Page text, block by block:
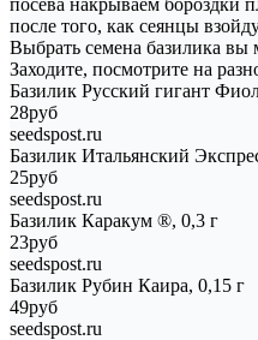
после того, как сеянцы
Выбрать семена базилика вы
Заходите, посмотрите на
Базилик Русский гигант
28руб
seedspost.ru
Базилик Итальянский
25руб
seedspost.ru
Базилик Каракум ®, 0,3 г
23руб
seedspost.ru
Базилик Рубин Каира, 0,15 г
49руб
seedspost.ru